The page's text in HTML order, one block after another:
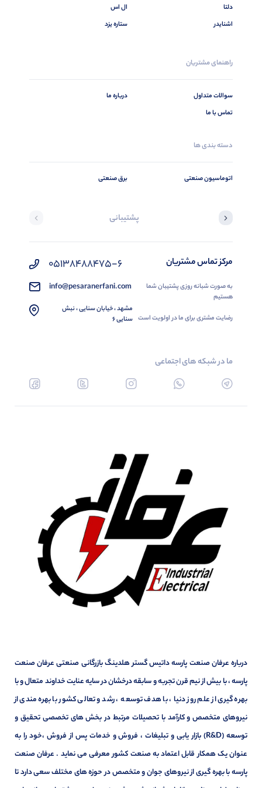
دلتا
اشنایدر
ال اس
ستاره یزد
راهنمای مشتریان
سوالات متداول
تماس با ما
درباره ما
دسته بندی ها
اتوماسیون صنعتی برق صنعتی
پشتیبانی
مرکز تماس مشتریان
به صورت شبانه روزی پشتیبان شما
هستیم
رضایت مشتری برای ما در اولویت است
05138488475-6
info@pesaranerfani.com
مشهد ، خیابان سنایی ، نبش
سنایی 6
ما در شبکه های اجتماعی
درباره عرفان صنعت پارسه داتیس گستر هلدینگ بازرگانی صنعتی عرفان صنعت
پارسه ، با بیش از نیم قرن تجربه و سابقه درخشان در سایه عنایت خداوند متعال و با
بهره گیری از علم روز دنیا ، با هدف توسعه ، رشد و تعالی کشور با بهره مندی از
نیروهای متخصص و کارآمد با تحصیلات مرتبط در بخش های تخصصی تحقیق و
توسعه (R&D) بازار یابی و تبلیغات ، فروش و خدمات پس از فروش ،خود را به
عنوان یک همکار قابل اعتماد به صنعت کشور معرفی می نماید . عرفان صنعت
پارسه با بهره گیری از نیروهای جوان و متخصص در حوزه های مختلف سعی دارد تا